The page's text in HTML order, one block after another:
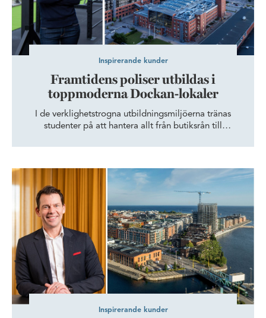
Inspirerande kunder
Framtidens poliser utbildas i
toppmoderna Dockan-lokaler
I de verklighetstrogna utbildningsmiljöerna tränas
studenter på att hantera allt från butiksrån till
Partner in Pet Food Nordics AB tar plats i Dockan - med nosen
Inspirerande kunder